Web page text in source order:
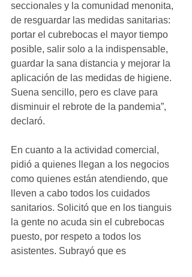
seccionales y la comunidad menonita,
de resguardar las medidas sanitarias:
portar el cubrebocas el mayor tiempo
posible, salir solo a la indispensable,
guardar la sana distancia y mejorar la
aplicación de las medidas de higiene.
Suena sencillo, pero es clave para
disminuir el rebrote de la pandemia”,
declaró.
En cuanto a la actividad comercial,
pidió a quienes llegan a los negocios
como quienes están atendiendo, que
lleven a cabo todos los cuidados
sanitarios. Solicitó que en los tianguis
la gente no acuda sin el cubrebocas
puesto, por respeto a todos los
asistentes. Subrayó que es